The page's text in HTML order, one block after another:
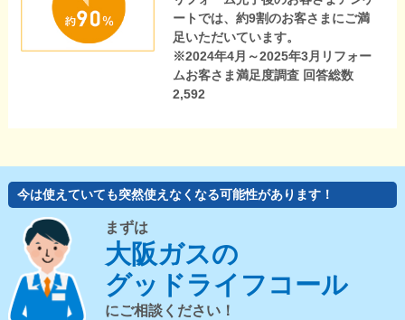
ートでは、約9割のお客さまにご満
足いただいています。
※2024年4月～2025年3月リフォー
ムお客さま満足度調査 回答総数
2,592
今は使えていても突然使えなくなる可能性があります！
まずは
大阪ガスの
グッドライフコール
にご相談ください！